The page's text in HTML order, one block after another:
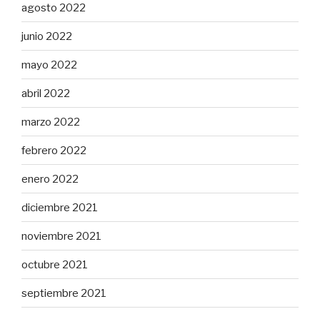
agosto 2022
junio 2022
mayo 2022
abril 2022
marzo 2022
febrero 2022
enero 2022
diciembre 2021
noviembre 2021
octubre 2021
septiembre 2021